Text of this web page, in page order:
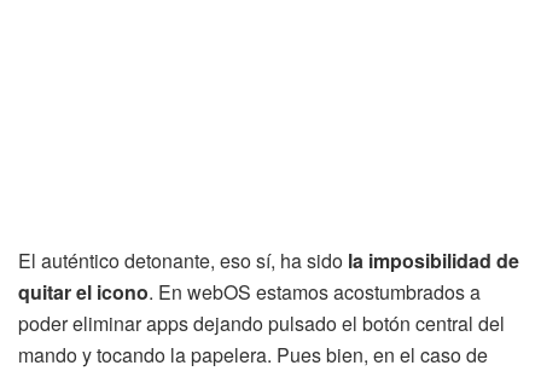
El auténtico detonante, eso sí, ha sido la imposibilidad de
quitar el icono. En webOS estamos acostumbrados a
poder eliminar apps dejando pulsado el botón central del
mando y tocando la papelera. Pues bien, en el caso de